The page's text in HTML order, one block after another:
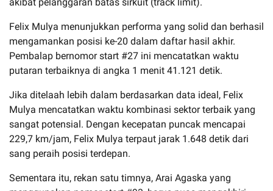
Felix Mulya menunjukkan performa yang solid dan berhasil
mengamankan posisi ke-20 dalam daftar hasil akhir.
Pembalap bernomor start #27 ini mencatatkan waktu
putaran terbaiknya di angka 1 menit 41.121 detik.
Jika ditelaah lebih dalam berdasarkan data ideal, Felix
Mulya mencatatkan waktu kombinasi sektor terbaik yang
sangat potensial. Dengan kecepatan puncak mencapai
229,7 km/jam, Felix Mulya terpaut jarak 1.648 detik dari
sang peraih posisi terdepan.
Sementara itu, rekan satu timnya, Arai Agaska yang